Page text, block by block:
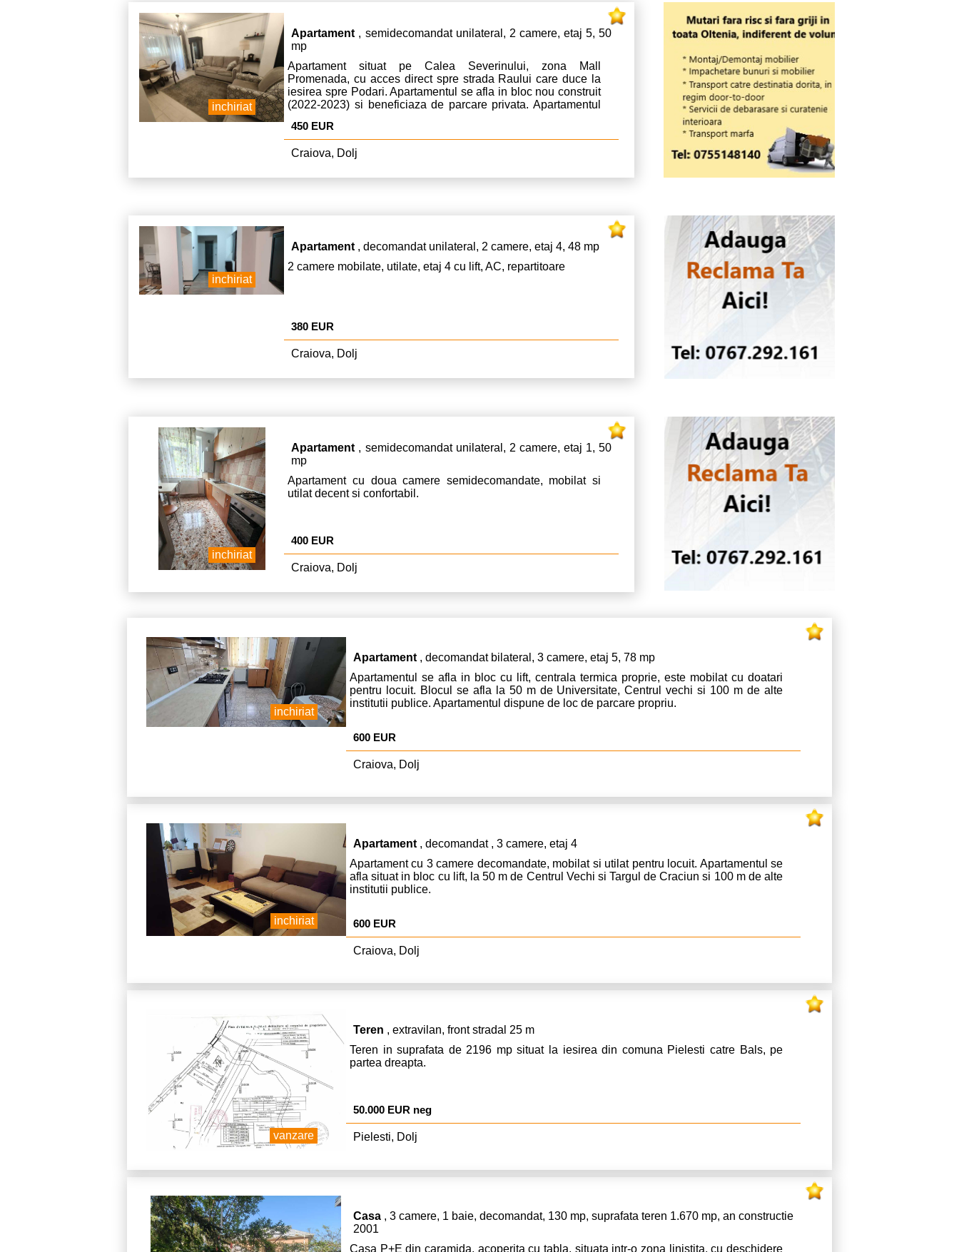
inchiriat
Apartament , semidecomandat unilateral, 2 camere, etaj 5, 50
mp
Apartament situat pe Calea Severinului, zona Mall
Promenada, cu acces direct spre strada Raului care duce la
iesirea spre Podari. Apartamentul se afla in bloc nou construit
(2022-2023) si beneficiaza de parcare privata. Apartamentul
450 EUR
Craiova, Dolj
inchiriat
Apartament , decomandat unilateral, 2 camere, etaj 4, 48 mp
2 camere mobilate, utilate, etaj 4 cu lift, AC, repartitoare
380 EUR
Craiova, Dolj
inchiriat
Apartament , semidecomandat unilateral, 2 camere, etaj 1, 50
mp
Apartament cu doua camere semidecomandate, mobilat si
utilat decent si confortabil.
400 EUR
Craiova, Dolj
inchiriat
Apartament , decomandat bilateral, 3 camere, etaj 5, 78 mp
Apartamentul se afla in bloc cu lift, centrala termica proprie, este mobilat cu doatari
pentru locuit. Blocul se afla la 50 m de Universitate, Centrul vechi si 100 m de alte
institutii publice. Apartamentul dispune de loc de parcare propriu.
600 EUR
Craiova, Dolj
inchiriat
Apartament , decomandat , 3 camere, etaj 4
Apartament cu 3 camere decomandate, mobilat si utilat pentru locuit. Apartamentul se
afla situat in bloc cu lift, la 50 m de Centrul Vechi si Targul de Craciun si 100 m de alte
institutii publice.
600 EUR
Craiova, Dolj
vanzare
Teren , extravilan, front stradal 25 m
Teren in suprafata de 2196 mp situat la iesirea din comuna Pielesti catre Bals, pe
partea dreapta.
50.000 EUR neg
Pielesti, Dolj
Casa , 3 camere, 1 baie, decomandat, 130 mp, suprafata teren 1.670 mp, an constructie
2001
Casa P+E din caramida, acoperita cu tabla, situata intr-o zona linistita, cu deschidere